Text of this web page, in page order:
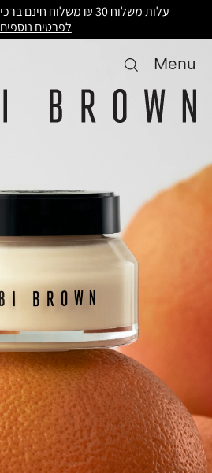
עלות משלוח 30 ₪ משלוח חינם ברכישה ב-249 ₪ ומעלה -
לפרטים נוספים
Menu